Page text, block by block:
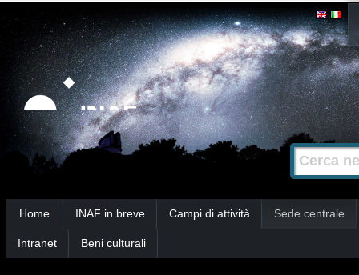
Strumenti
personali
Salta
contenuti.
|
Salta
alla
navigazione
Cerca nel
Ricerca
avanzata…
Home INAF in breve Campi di attività Sede centrale
Intranet Beni culturali